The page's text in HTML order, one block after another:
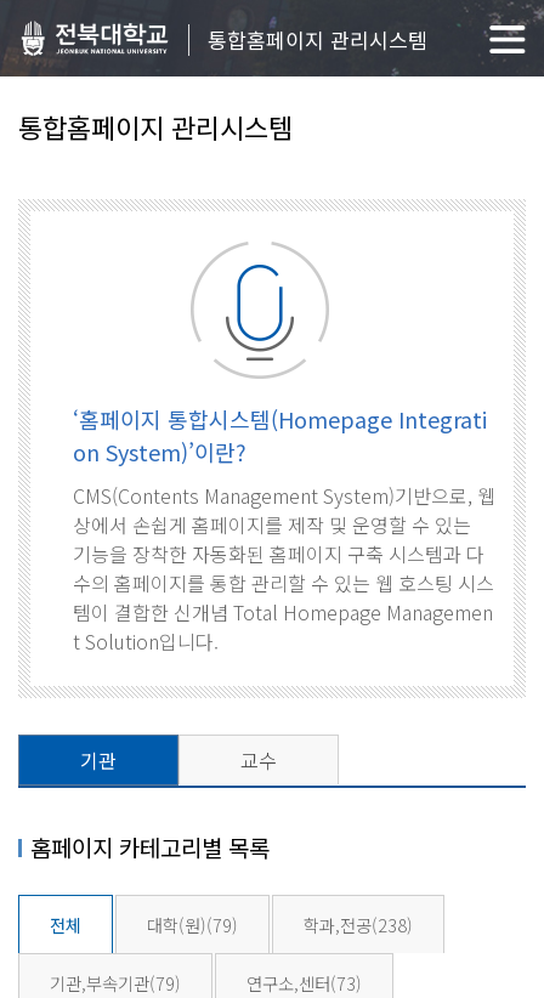
통합홈페이지 관리시스템
통합홈페이지 관리시스템
‘홈페이지 통합시스템(Homepage Integrati
on System)’이란?
CMS(Contents Management System)기반으로, 웹
상에서 손쉽게 홈페이지를 제작 및 운영할 수 있는
기능을 장착한 자동화된 홈페이지 구축 시스템과 다
수의 홈페이지를 통합 관리할 수 있는 웹 호스팅 시스
템이 결합한 신개념 Total Homepage Managemen
t Solution입니다.
기관 교수
홈페이지 카테고리별 목록
전체 대학(원)(79) 학과,전공(238)
기관,부속기관(79) 연구소,센터(73)